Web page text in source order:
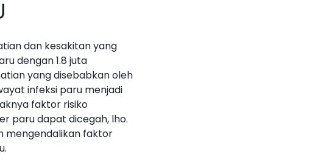
dan kesakitan yang
dengan 1.8 juta
yang disebabkan oleh
infeksi paru menjadi
faktor risiko
paru dapat dicegah, lho.
mengendalikan faktor